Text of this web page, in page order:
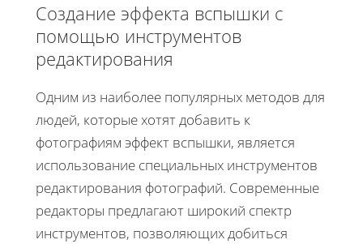
Создание эффекта вспышки с
помощью инструментов
редактирования
Одним из наиболее популярных методов для
людей, которые хотят добавить к
фотографиям эффект вспышки, является
использование специальных инструментов
редактирования фотографий. Современные
редакторы предлагают широкий спектр
инструментов, позволяющих добиться